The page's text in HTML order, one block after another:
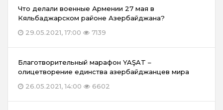
Что делали военные Армении 27 мая в
Кяльбаджарском районе Азербайджана?
29.05.2021, 17:00
7139
Благотворительный марафон YAŞAT –
олицетворение единства азербайджанцев мира
26.05.2021, 14:00
6602